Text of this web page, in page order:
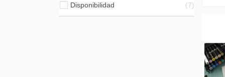
Disponibilidad 7